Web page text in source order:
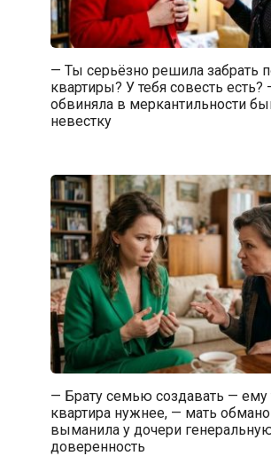
— Ты серьёзно решила забрать
квартиры? У тебя совесть
обвиняла в меркантильности
невестку
— Брату семью создавать — ему
квартира нужнее, — мать
выманила у дочери
доверенность